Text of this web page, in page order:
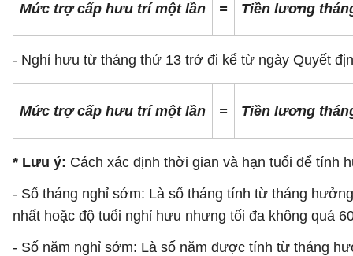
Mức trợ cấp hưu trí một lần = Tiền lương
- Nghỉ hưu từ tháng thứ 13 trở đi kể từ ngày Quyết
Mức trợ cấp hưu trí một lần = Tiền lương
* Lưu ý: Cách xác định thời gian và hạn tuổi để tính
- Số tháng nghỉ sớm: Là số tháng tính từ tháng
nhất hoặc độ tuổi nghỉ hưu nhưng tối đa không quá
- Số năm nghỉ sớm: Là số năm được tính từ tháng